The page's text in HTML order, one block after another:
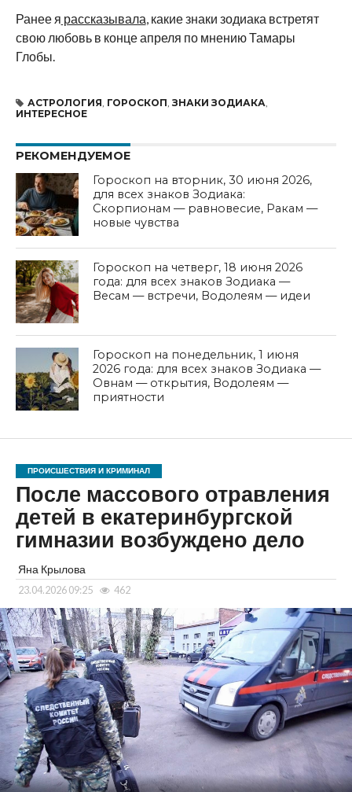
Ранее я рассказывала , какие знаки зодиака встретят
свою любовь в конце апреля по мнению Тамары
Глобы.
АСТРОЛОГИЯ ГОРОСКОП ЗНАКИ ЗОДИАКА
ИНТЕРЕСНОЕ
РЕКОМЕНДУЕМОЕ
Гороскоп на вторник, 30 июня 2026,
для всех знаков Зодиака:
Скорпионам — равновесие, Ракам —
новые чувства
Гороскоп на четверг, 18 июня 2026
года: для всех знаков Зодиака —
Весам — встречи, Водолеям — идеи
Гороскоп на понедельник, 1 июня
2026 года: для всех знаков Зодиака —
Овнам — открытия, Водолеям —
приятности
ПРОИСШЕСТВИЯ И КРИМИНАЛ
После массового отравления
детей в екатеринбургской
гимназии возбуждено дело
Яна Крылова
23.04.2026 09:25 462